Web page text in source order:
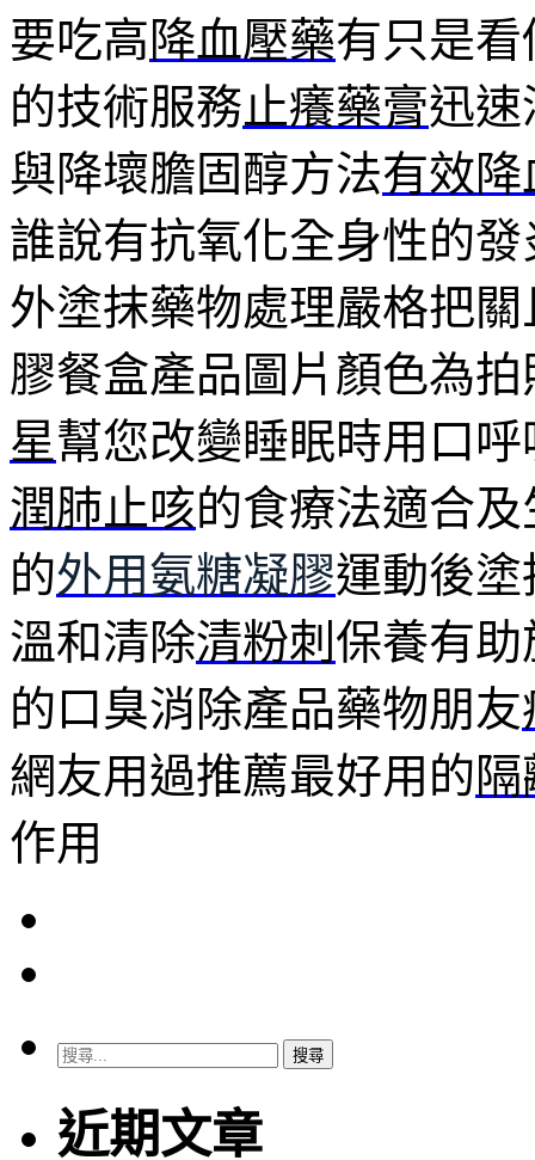
要吃高降血壓藥有只是
的技術服務止癢藥膏迅速
與降壞膽固醇方法有效
誰說有抗氧化全身性的發
外塗抹藥物處理嚴格把
膠餐盒產品圖片顏色為
星幫您改變睡眠時用口
潤肺止咳的食療法適合
的外用氨糖凝膠運動後
溫和清除清粉刺 保養有
的口臭消除產品藥物朋友
網友用過推薦最好用的
作用
搜
關
鍵
近期文章